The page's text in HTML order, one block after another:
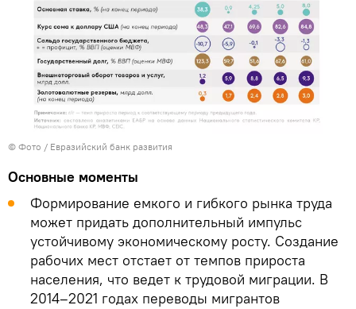
© Фото / Евразийский банк развития
Основные моменты
Формирование емкого и гибкого рынка труда
может придать дополнительный импульс
устойчивому экономическому росту. Создание
рабочих мест отстает от темпов прироста
населения, что ведет к трудовой миграции. В
2014–2021 годах переводы мигрантов